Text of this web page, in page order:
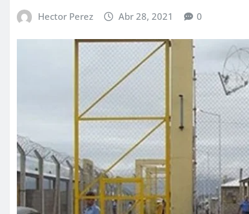
Hector Perez Abr 28, 2021 0